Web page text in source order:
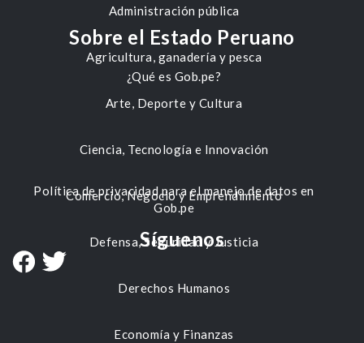
Administración pública
Agricultura, ganadería y pesca
Arte, Deporte y Cultura
Ciencia, Tecnología e Innovación
Comercio, Negocio y Emprendimiento
Defensa, Seguridad y Justicia
Derechos Humanos
Economía y Finanzas
Sobre el Estado Peruano
¿Qué es Gob.pe?
Política de privacidad para el manejo de datos en
Gob.pe
Síguenos